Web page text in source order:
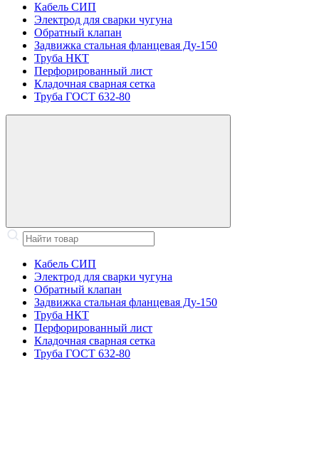
Кабель СИП
Электрод для сварки чугуна
Обратный клапан
Задвижка стальная фланцевая Ду-150
Труба НКТ
Перфорированный лист
Кладочная сварная сетка
Труба ГОСТ 632-80
Кабель СИП
Электрод для сварки чугуна
Обратный клапан
Задвижка стальная фланцевая Ду-150
Труба НКТ
Перфорированный лист
Кладочная сварная сетка
Труба ГОСТ 632-80